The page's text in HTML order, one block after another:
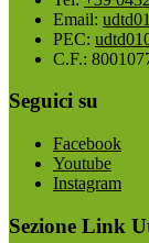
Email:
PEC:
C.F.:
Seguici su
Facebook
Youtube
Instagram
Sezione Link